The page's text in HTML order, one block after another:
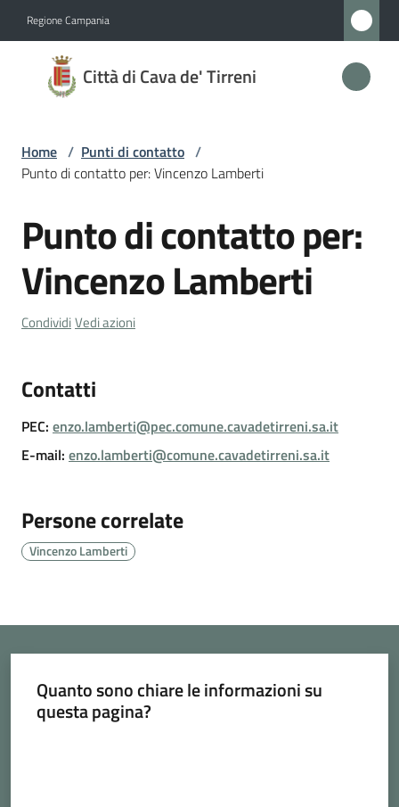
Regione Campania
Città di Cava de' Tirreni
Città
di
de'
Tirreni
Amministrazione
Novità
Vivere
de'
Tirreni
Seguici
Home / Punti di contatto /
Punto di contatto per: Vincenzo Lamberti
Salta al contenuto
Punto di contatto per:
Vincenzo Lamberti
CondividiVedi azioni
Contatti
PEC: enzo.lamberti@pec.comune.cavadetirreni.sa.it
E-mail: enzo.lamberti@comune.cavadetirreni.sa.it
Persone correlate
Vincenzo Lamberti
Quanto sono chiare le informazioni su
questa pagina?